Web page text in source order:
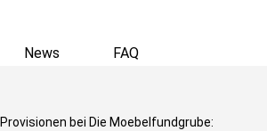
News FAQ
bei Die Moebelfundgrube: